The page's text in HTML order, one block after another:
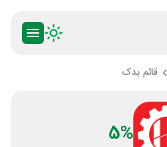
قائم یدک
5%